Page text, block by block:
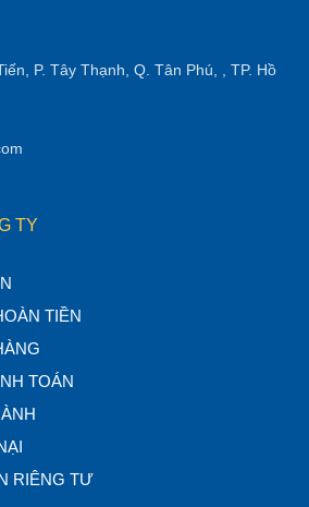
P. Tây Thạnh, Q. Tân Phú, , TP. Hồ
TY
TIỀN
TOÁN
RIÊNG TƯ